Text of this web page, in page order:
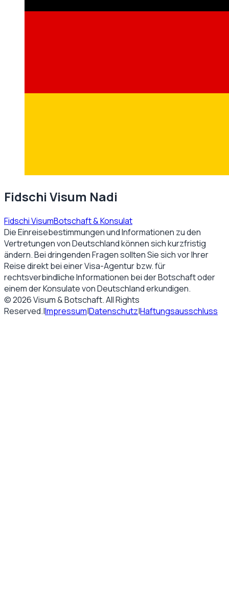
Fidschi Visum Nadi
Fidschi VisumBotschaft & Konsulat
Die Einreisebestimmungen und Informationen zu den
Vertretungen vonDeutschlandkönnen sich kurzfristig
ändern. Bei dringenden Fragen sollten Sie sich vor Ihrer
Reise direkt bei einer Visa-Agentur bzw. für
rechtsverbindliche Informationen bei der Botschaft oder
einem der Konsulate vonDeutschlanderkundigen.
©2026Visum & Botschaft. All Rights
Reserved.|Impressum|Datenschutz|Haftungsausschluss